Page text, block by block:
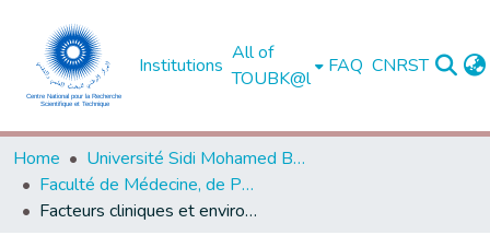
Institutions
All of
TOUBK@l
FAQ CNRST
Home
Université Sidi Mohamed Ben Abdellah de Fès
Faculté de Médecine, de Pharmacie et de Médecine Dentaire - Fès
Facteurs cliniques et environnementaux impliqués dans la sévérité du trouble du spectre autistique (à propos de 50 cas)